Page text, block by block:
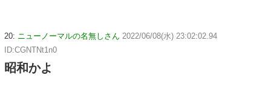
20: ニューノーマルの名無しさん 2022/06/08(水) 23:02:02.94
ID:CGNTNt1n0
昭和かよ